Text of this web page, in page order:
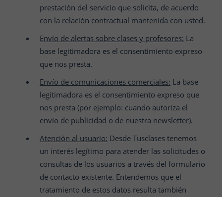
prestación del servicio que solicita, de acuerdo
con la relación contractual mantenida con usted.
Envío de alertas sobre clases y profesores: La
base legitimadora es el consentimiento expreso
que nos presta.
Envío de comunicaciones comerciales: La base
legitimadora es el consentimiento expreso que
nos presta (por ejemplo: cuando autoriza el
envío de publicidad o de nuestra newsletter).
Atención al usuario: Desde Tusclases tenemos
un interés legítimo para atender las solicitudes o
consultas de los usuarios a través del formulario
de contacto existente. Entendemos que el
tratamiento de estos datos resulta también